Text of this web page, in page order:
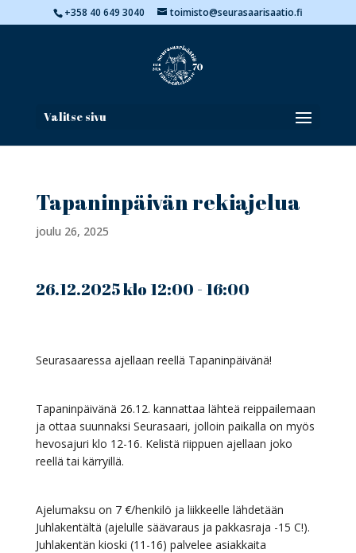
+358 40 649 3040 toimisto@seurasaarisaatio.fi
Valitse sivu
Tapaninpäivän rekiajelua
joulu 26, 2025
26.12.2025 klo 12:00 - 16:00
Seurasaaressa ajellaan reellä Tapaninpäivänä!
Tapaninpäivänä 26.12. kannattaa lähteä reippailemaan
ja ottaa suunnaksi Seurasaari, jolloin paikalla on myös
hevosajuri klo 12-16. Kelistä riippuen ajellaan joko
reellä tai kärryillä.
Ajelumaksu on 7 €/henkilö ja liikkeelle lähdetään
Juhlakentältä (ajelulle säävaraus ja pakkasraja -15 C!).
Juhlakentän kioski (11-16) palvelee asiakkaita